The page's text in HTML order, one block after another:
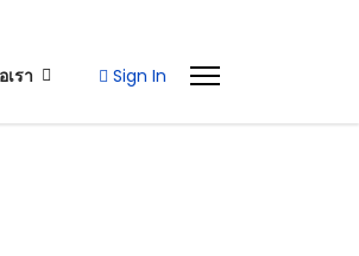
เรา Sign In